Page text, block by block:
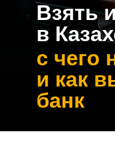
с чего
и как
банк
Взять
в